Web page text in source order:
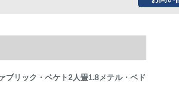
ブリック・ベケト2人畳1.8メテル・ベド